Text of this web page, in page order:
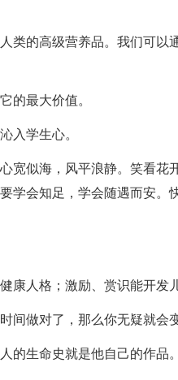
类的高级营养品。我们可以
的最大价值。
入学生心。
宽似海，风平浪静。笑看花
学会知足，学会随遇而安。
康人格；激励、赏识能开发
间做对了，那么你无疑就会
的生命史就是他自己的作品。